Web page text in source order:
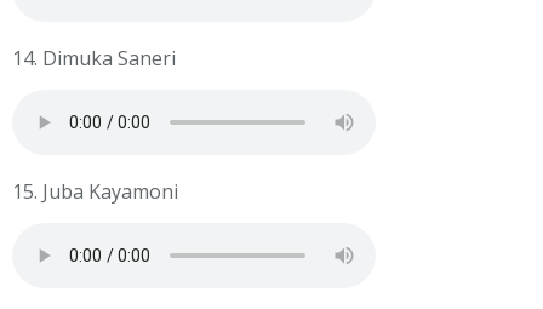
14. Dimuka Saneri
15. Juba Kayamoni